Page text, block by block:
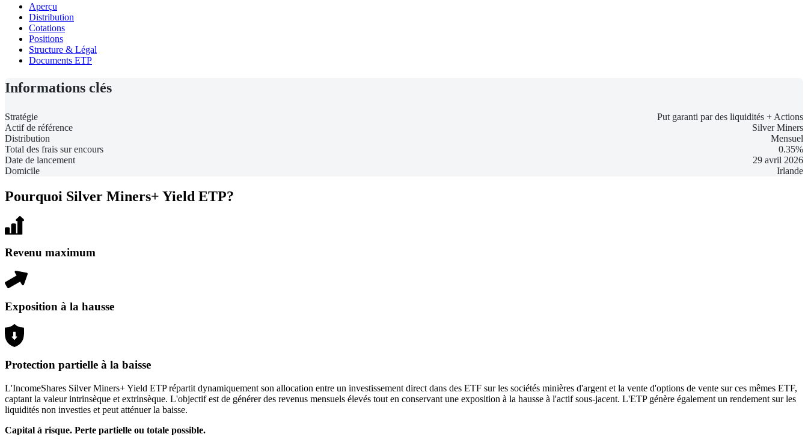
Aperçu
Distribution
Cotations
Positions
Structure & Légal
Documents ETP
Informations clés
Stratégie
Put garanti par des liquidités + Actions
Actif de référence
Silver Miners
Distribution
Mensuel
Total des frais sur encours
0.35%
Date de lancement
29 avril 2026
Domicile
Irlande
Pourquoi Silver Miners+ Yield ETP?
Revenu maximum
Exposition à la hausse
Protection partielle à la baisse
L'IncomeShares Silver Miners+ Yield ETP répartit dynamiquement son allocation entre un investissement direct dans des ETF sur les sociétés minières d'argent et la vente d'options de vente sur ces mêmes ETF,
captant la valeur intrinsèque et extrinsèque. L'objectif est de générer des revenus mensuels élevés tout en conservant une exposition à la hausse à l'actif sous-jacent. L'ETP génère également un rendement sur les
liquidités non investies et peut atténuer la baisse.
Capital à risque. Perte partielle ou totale possible.